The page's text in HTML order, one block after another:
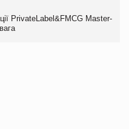
PrivateLabel&FMCG Master-